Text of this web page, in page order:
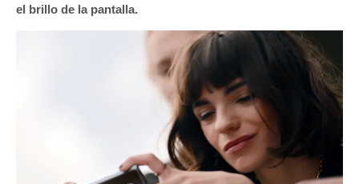
el brillo de la pantalla.